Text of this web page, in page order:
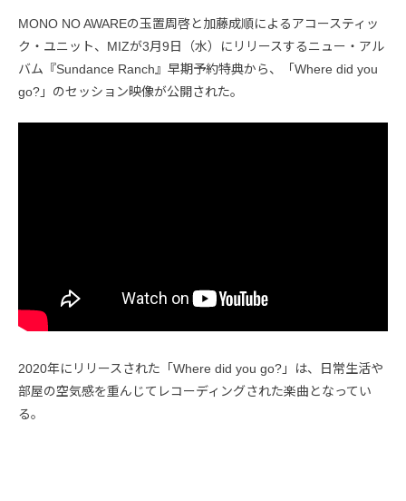
MONO NO AWAREの玉置周啓と加藤成順によるアコースティッ
ク・ユニット、MIZが3月9日（水）にリリースするニュー・アル
バム『Sundance Ranch』早期予約特典から、「Where did you
go?」のセッション映像が公開された。
2020年にリリースされた「Where did you go?」は、日常生活や
部屋の空気感を重んじてレコーディングされた楽曲となってい
る。